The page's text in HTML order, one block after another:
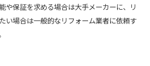
や保証を求める場合は大手メーカーに、リ
い場合は一般的なリフォーム業者に依頼す